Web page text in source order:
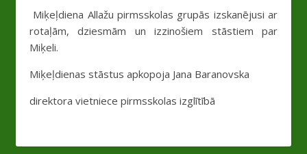
Miķeļdiena Allažu pirmsskolas grupās izskanējusi ar
rotaļām, dziesmām un izzinošiem stāstiem par
Miķeli.
Miķeļdienas stāstus apkopoja Jana Baranovska
direktora vietniece pirmsskolas izglītībā